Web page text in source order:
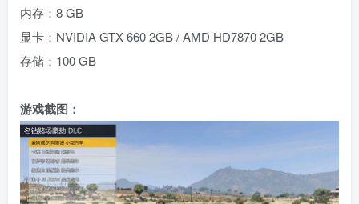
内存：8 GB
显卡：NVIDIA GTX 660 2GB / AMD HD7870 2GB
存储：100 GB
游戏截图：